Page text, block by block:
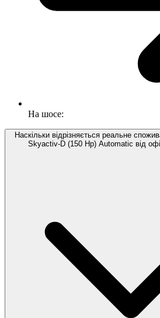
На шосе:
Наскільки відрізняється реальне
Skyactiv-D (150 Hp) Automatic від